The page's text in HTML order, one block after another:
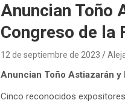
Anuncian Toño
Congreso de la
12 de septiembre de 2023
Anuncian Toño Astiazarán
Cinco reconocidos